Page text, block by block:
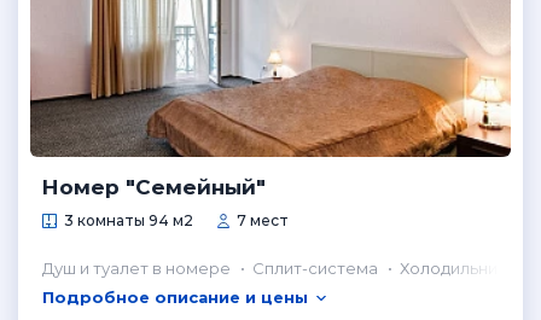
Номер "Семейный"
3 комнаты 94 м2 7 мест
Душ и туалет в номере Сплит-система
Холодильник в
Подробное описание и цены